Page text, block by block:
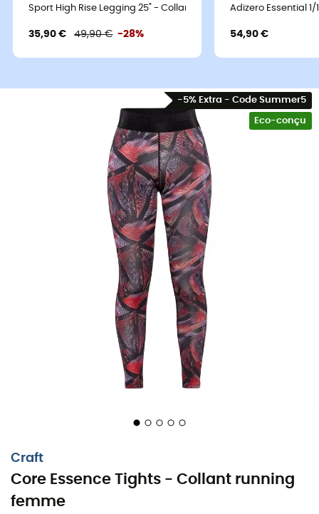
Sport High Rise Legging 25" - Collant running femme
35,90 € 49,90 € -28%
Adizero Essential
54,90 €
-5% Extra - Code Summer5
Eco-conçu
Craft
Core Essence Tights - Collant running
femme